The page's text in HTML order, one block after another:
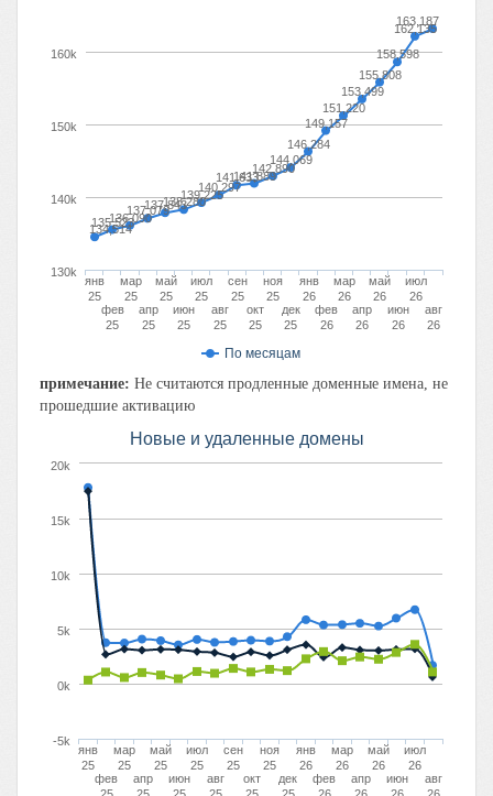
134,514
135,523
136,090
137,079
137,843
138,280
139,225
140,297
141,633
141,889
142,890
144,069
146,284
149,157
151,220
153,499
155,808
158,598
162,135
163,187
По месяцам
янв
25
фев
25
мар
25
апр
25
май
25
июн
25
июл
25
авг
25
сен
25
окт
25
ноя
25
дек
25
янв
26
фев
26
мар
26
апр
26
май
26
июн
26
июл
26
авг
26
130k
140k
150k
160k
примечание: Не считаются продленные доменные имена, не
прошедшие активацию
Новые и удаленные домены
янв
25
фев
мар
25
апр
май
25
июн
июл
25
авг
сен
25
окт
ноя
25
дек
янв
26
фев
мар
26
апр
май
26
июн
июл
26
авг
0k
5k
10k
15k
20k
-5k